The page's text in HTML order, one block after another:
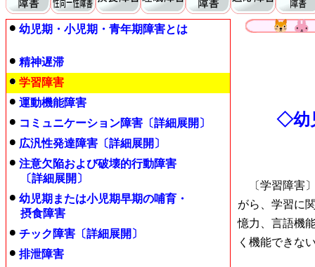
◇幼
〔学習障害
がら、学習に
憶力、言語機
く機能できな
幼児期・小児期・青年期障害とは
精神遅滞
学習障害
運動機能障害
コミュニケーション障害〔詳細展開〕
広汎性発達障害〔詳細展開〕
注意欠陥および破壊的行動障害
〔詳細展開〕
幼児期または小児期早期の哺育・
摂食障害
チック障害〔詳細展開〕
排泄障害